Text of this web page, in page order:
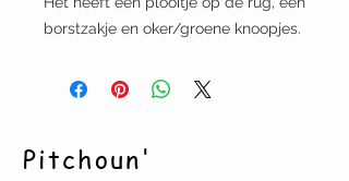
borstzakje en oker/groene knoopjes.
Pitchoun'